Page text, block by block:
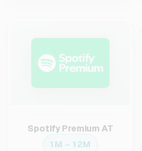
Spotify Premium AT
1M – 12M